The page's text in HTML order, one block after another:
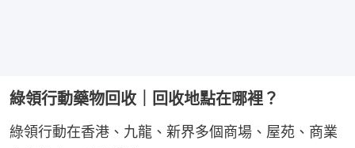
綠領行動藥物回收｜回收地點在哪裡？
綠領行動在香港、九龍、新界多個商場、屋苑、商業